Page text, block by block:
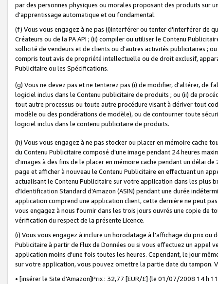
par des personnes physiques ou morales proposant des produits sur
d’apprentissage automatique et ou fondamental.
(f) Vous vous engagez à ne pas (i)interférer ou tenter d'interférer de
Créateurs ou de la PA API ; (ii) compiler ou utiliser le Contenu
sollicité de vendeurs et de clients ou d'autres activités publicitaires ;
compris tout avis de propriété intellectuelle ou de droit exclusif,
Publicitaire ou les Spécifications.
(g) Vous ne devez pas et ne tenterez pas (i) de modifier, d'altérer, de
logiciel inclus dans le Contenu publicitaire de produits ; ou (ii) de
tout autre processus ou toute autre procédure visant à dériver tout
modèle ou des pondérations de modèle), ou de contourner toute
logiciel inclus dans le contenu publicitaire de produits.
(h) Vous vous engagez à ne pas stocker ou placer en mémoire cache
du Contenu Publicitaire composé d'une image pendant 24 heures
d'images à des fins de le placer en mémoire cache pendant un délai
page et afficher à nouveau le Contenu Publicitaire en effectuant un
actualisant le Contenu Publicitaire sur votre application dans les plus
d'Identification Standard d'Amazon (ASIN) pendant une durée
application comprend une application client, cette dernière ne peut
vous engagez à nous fournir dans les trois jours ouvrés une copie de
vérification du respect de la présente Licence.
(i) Vous vous engagez à inclure un horodatage à l'affichage du prix
Publicitaire à partir de Flux de Données ou si vous effectuez un appel
application moins d'une fois toutes les heures. Cependant, le jour
sur votre application, vous pouvez omettre la partie date du tampon.
• [insérer le Site d'Amazon]Prix : 32,77 [EUR/£] (le 01/07/2008 14 h